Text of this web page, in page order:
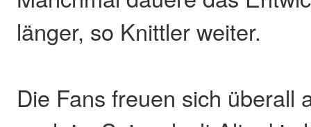
länger, so Knittler weiter.
Die Fans freuen sich überall